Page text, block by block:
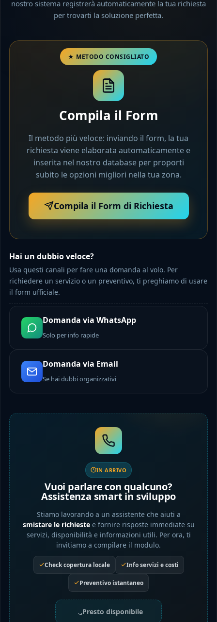
nostro sistema registrerà automaticamente la tua richiesta
per trovarti la soluzione perfetta.
Compila il Form
Il metodo più veloce: inviando il form, la tua
richiesta viene elaborata automaticamente e
inserita nel nostro database per proporti
subito le opzioni migliori nella tua zona.
Compila il Form di Richiesta
Hai un dubbio veloce?
Usa questi canali per fare una domanda al volo. Per
richiedere un servizio o un preventivo, ti preghiamo di usare
il form ufficiale.
Domanda via WhatsApp
Solo per info rapide
Domanda via Email
Se hai dubbi organizzativi
IN ARRIVO
Vuoi parlare con qualcuno?
Assistenza smart in sviluppo
Stiamo lavorando a un assistente che aiuti a
smistare le richiestee fornire risposte immediate su
servizi, disponibilità e informazioni utili. Per ora, ti
invitiamo a compilare il modulo.
Check copertura locale Info servizi e costi
Preventivo istantaneo
Presto disponibile